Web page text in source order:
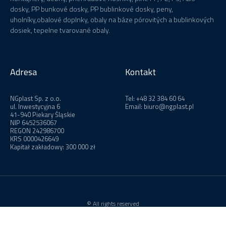
dosky, PP bunkové dosky, PP bublinkové dosky, peny,
uholníky,obalové doplnky, obaly na báze pórovitých a bublinkových
dosiek, tepelne tvarované obaly.
Adresa
NGplast Sp. z o.o.
ul. Inwestycyjna 6
41-940 Piekary Śląskie
NIP 6452536067
REGON 242986700
KRS 0000426649
Kapitał zakładowy: 300 000 zł
Kontakt
Tel:+48 32 384 60 64
Email: biuro@ngplast.pl
© All rights reserved